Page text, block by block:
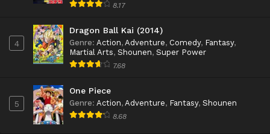
8.17
4
Dragon Ball Kai (2014)
Genre: Action, Adventure, Comedy, Fantasy,
Martial Arts, Shounen, Super Power
7.68
5
One Piece
Genre: Action, Adventure, Fantasy, Shounen
8.68